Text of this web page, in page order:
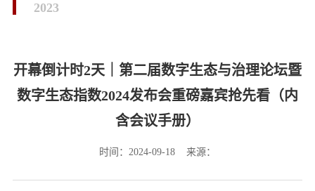
2023
开幕倒计时2天｜第二届数字生态与治理论坛暨
数字生态指数2024发布会重磅嘉宾抢先看（内
含会议手册）
时间：2024-09-18 来源：